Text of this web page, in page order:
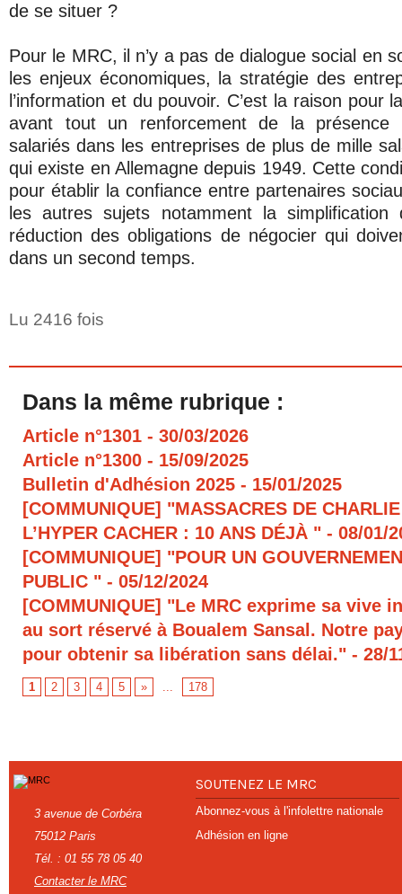
de se situer ?
Pour le MRC, il n’y a pas de dialogue social en
les enjeux économiques, la stratégie des
l’information et du pouvoir. C’est la raison pour
avant tout un renforcement de la présence
salariés dans les entreprises de plus de mille
qui existe en Allemagne depuis 1949. Cette
pour établir la confiance entre partenaires
les autres sujets notamment la
réduction des obligations de négocier qui
dans un second temps.
Lu 2416 fois
Dans la même rubrique :
Article n°1301 - 30/03/2026
Article n°1300 - 15/09/2025
Bulletin d'Adhésion 2025 - 15/01/2025
[COMMUNIQUE] "MASSACRES DE
L’HYPER CACHER : 10 ANS DÉJÀ " - 08/01/
[COMMUNIQUE] "POUR UN
PUBLIC " - 05/12/2024
[COMMUNIQUE] "Le MRC exprime sa vive
au sort réservé à Boualem Sansal. Notre
pour obtenir sa libération sans délai." - 28/
1 2 3 4 5 » ... 178
3 avenue de Corbéra
75012 Paris
Tél. : 01 55 78 05 40
Contacter le MRC
SOUTENEZ LE MRC
Abonnez-vous à l'infolettre nationale
Adhésion en ligne